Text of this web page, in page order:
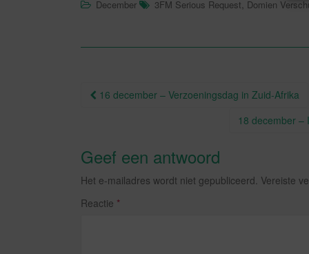
c
o
tt
December 3FM Serious Request, Domien
Berichtnavigatie
16 december – Verzoeningsdag in Zuid-Afrika
18 december –
Geef een antwoord
Het e-mailadres wordt niet gepubliceerd. Vereiste
Reactie *